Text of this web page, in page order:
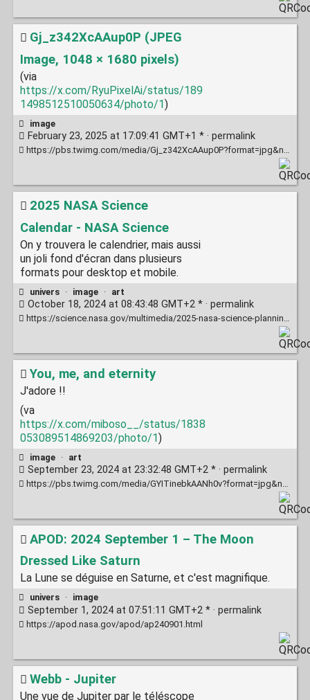
Gj_z342XcAAup0P (JPEG
Image, 1048 × 1680 pixels)
(via
https://x.com/RyuPixelAi/status/189
1498512510050634/photo/1)
image
February 23, 2025 at 17:09:41 GMT+1 * · permalink
https://pbs.twimg.com/media/Gj_z342XcAAup0P?format=jpg&name=large
2025 NASA Science
Calendar - NASA Science
On y trouvera le calendrier, mais aussi
un joli fond d'écran dans plusieurs
formats pour desktop et mobile.
univers · image · art
October 18, 2024 at 08:43:48 GMT+2 * · permalink
https://science.nasa.gov/multimedia/2025-nasa-science-planning-guide/?linkId=626317995
You, me, and eternity
J'adore !!
(va
https://x.com/miboso__/status/1838
053089514869203/photo/1)
image · art
September 23, 2024 at 23:32:48 GMT+2 * · permalink
https://pbs.twimg.com/media/GYITinebkAANh0v?format=jpg&name=4096x4096
APOD: 2024 September 1 – The Moon
Dressed Like Saturn
La Lune se déguise en Saturne, et c'est magnifique.
univers · image
September 1, 2024 at 07:51:11 GMT+2 * · permalink
https://apod.nasa.gov/apod/ap240901.html
Webb - Jupiter
Une vue de Jupiter par le téléscope